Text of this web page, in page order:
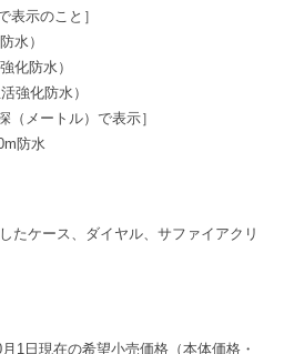
表示のこと］
水）
化防水）
強化防水）
（メートル）で表示］
防水
たケース、ダイヤル、サファイアクリ
1日現在の希望小売価格（本体価格・